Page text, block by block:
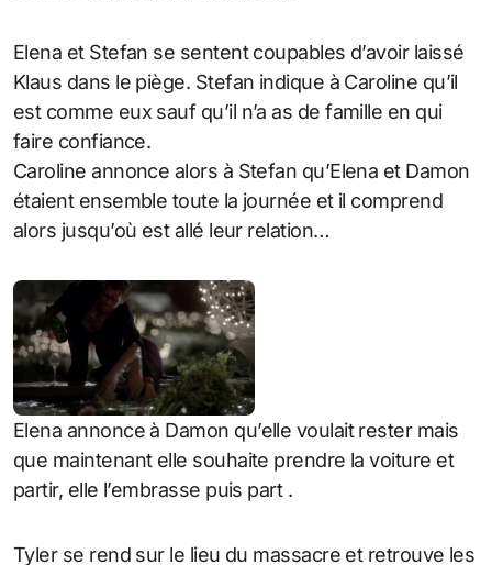
Elena et Stefan se sentent coupables d’avoir laissé
Klaus dans le piège. Stefan indique à Caroline qu’il
est comme eux sauf qu’il n’a as de famille en qui
faire confiance.
Caroline annonce alors à Stefan qu’Elena et Damon
étaient ensemble toute la journée et il comprend
alors jusqu’où est allé leur relation…
Elena annonce à Damon qu’elle voulait rester mais
que maintenant elle souhaite prendre la voiture et
partir, elle l’embrasse puis part .
Tyler se rend sur le lieu du massacre et retrouve les